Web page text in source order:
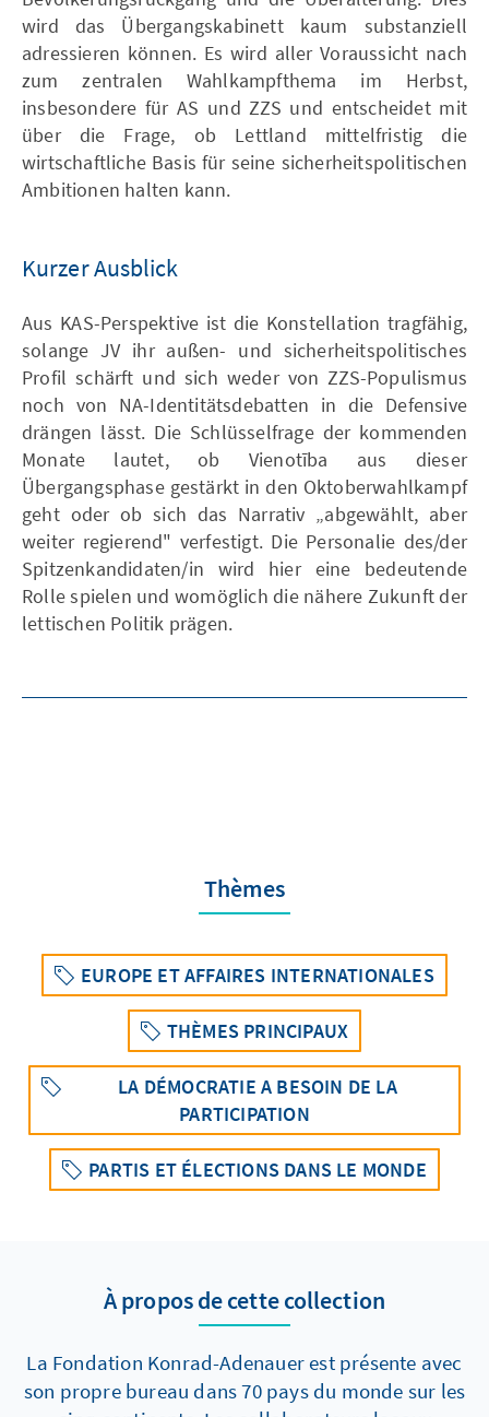
wird das Übergangskabinett kaum substanziell
adressieren können. Es wird aller Voraussicht nach
zum zentralen Wahlkampfthema im Herbst,
insbesondere für AS und ZZS und entscheidet mit
über die Frage, ob Lettland mittelfristig die
wirtschaftliche Basis für seine sicherheitspolitischen
Ambitionen halten kann.
Kurzer Ausblick
Aus KAS-Perspektive ist die Konstellation tragfähig,
solange JV ihr außen- und sicherheitspolitisches
Profil schärft und sich weder von ZZS-Populismus
noch von NA-Identitätsdebatten in die Defensive
drängen lässt. Die Schlüsselfrage der kommenden
Monate lautet, ob Vienotība aus dieser
Übergangsphase gestärkt in den Oktoberwahlkampf
geht oder ob sich das Narrativ „abgewählt, aber
weiter regierend" verfestigt. Die Personalie des/der
Spitzenkandidaten/in wird hier eine bedeutende
Rolle spielen und womöglich die nähere Zukunft der
lettischen Politik prägen.
Thèmes
EUROPE ET AFFAIRES INTERNATIONALES
THÈMES PRINCIPAUX
LA DÉMOCRATIE A BESOIN DE LA
PARTICIPATION
PARTIS ET ÉLECTIONS DANS LE MONDE
À propos de cette collection
La Fondation Konrad-Adenauer est présente avec
son propre bureau dans 70 pays du monde sur les